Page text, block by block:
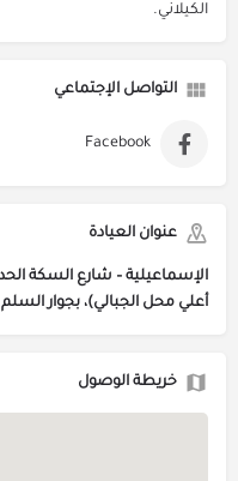
الكيلاني.
التواصل الإجتماعي
Facebook
عنوان العيادة
الإسماعيلية – شارع السكة
أعلي محل الجبالي)، بجوار السلم
خريطة الوصول